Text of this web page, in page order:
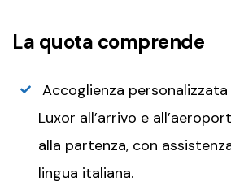
La quota comprende
Accoglienza
Luxor all’arrivo e
alla partenza, con
lingua italiana.